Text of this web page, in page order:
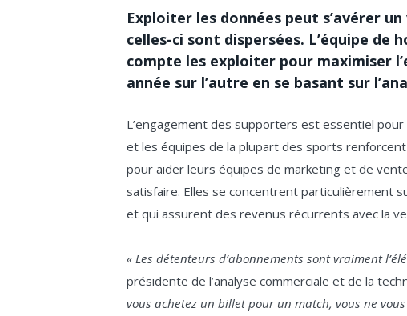
Exploiter les données peut s’avérer
celles-ci sont dispersées. L’équipe de
compte les exploiter pour maximiser
année sur l’autre en se basant sur
L’engagement des supporters est essentiel
et les équipes de la plupart des sports
pour aider leurs équipes de marketing et de
satisfaire. Elles se concentrent particulièrement
et qui assurent des revenus récurrents avec la
« Les détenteurs d’abonnements sont vraiment
présidente de l’analyse commerciale et de la
vous achetez un billet pour un match, vous ne